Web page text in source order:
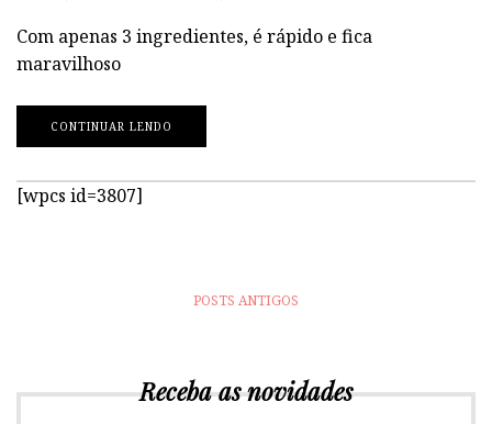
Com apenas 3 ingredientes, é rápido e fica
maravilhoso
CONTINUAR LENDO
[wpcs id=3807]
POSTS ANTIGOS
Receba as novidades